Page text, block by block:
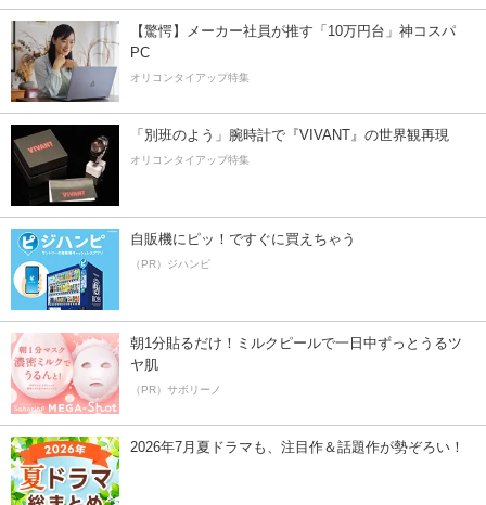
【驚愕】メーカー社員が推す「10万円台」神コスパ
PC
オリコンタイアップ特集
「別班のよう」腕時計で『VIVANT』の世界観再現
オリコンタイアップ特集
自販機にピッ！ですぐに買えちゃう
（PR）ジハンピ
朝1分貼るだけ！ミルクピールで一日中ずっとうるツ
ヤ肌
（PR）サボリーノ
2026年7月夏ドラマも、注目作＆話題作が勢ぞろい！